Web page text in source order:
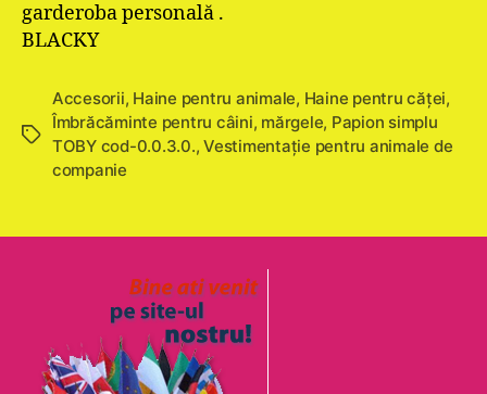
garderoba personală .
BLACKY
Etichete
Accesorii, Haine pentru animale, Haine pentru căţei,
Îmbrăcăminte pentru câini, mărgele, Papion simplu
TOBY cod-0.0.3.0.,Vestimentație pentru animale de
companie